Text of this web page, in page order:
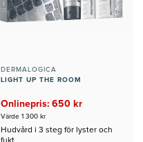
DERMALOGICA
LIGHT UP THE ROOM
Onlinepris: 650 kr
Värde 1 300 kr
Hudvård i 3 steg för lyster och